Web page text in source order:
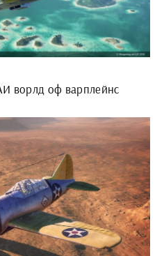
ворлд оф варплейнс